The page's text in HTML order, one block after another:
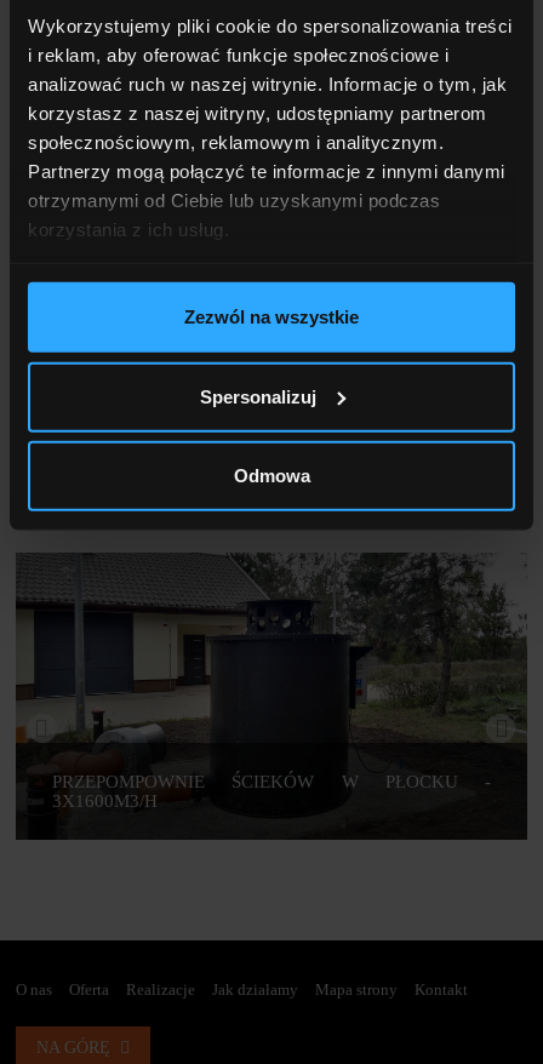
Wykorzystujemy pliki cookie do spersonalizowania treści
i reklam, aby oferować funkcje społecznościowe i
analizować ruch w naszej witrynie. Informacje o tym, jak
korzystasz z naszej witryny, udostępniamy partnerom
społecznościowym, reklamowym i analitycznym.
Partnerzy mogą połączyć te informacje z innymi danymi
otrzymanymi od Ciebie lub uzyskanymi podczas
korzystania z ich usług.
Zezwól na wszystkie
Spersonalizuj
Odmowa
ZOBACZ
REFERENCJE
Zobacz inne realizacje
PRZEPOMPOWNIE ŚCIEKÓW W PŁOCKU -
3X1600M3/H
O nas Oferta Realizacje Jak działamy Mapa strony Kontakt
NA GÓRĘ